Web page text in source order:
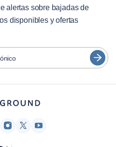
alertas sobre bajadas de
disponibles y ofertas